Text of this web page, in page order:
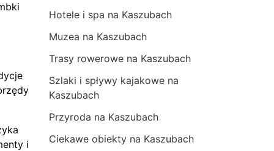
i
Hotele i spa na Kaszubach
Muzea na Kaszubach
Trasy rowerowe na Kaszubach
Szlaki i spływy kajakowe na
Kaszubach
Przyroda na Kaszubach
Ciekawe obiekty na Kaszubach